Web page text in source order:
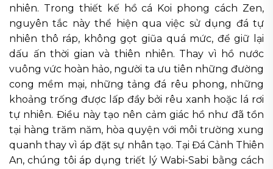
nhiên. Trong thiết kế hồ cá Koi phong cách Zen,
nguyên tắc này thể hiện qua việc sử dụng đá tự
nhiên thô ráp, không gọt giũa quá mức, để giữ lại
dấu ấn thời gian và thiên nhiên. Thay vì hồ nước
vuông vức hoàn hảo, người ta ưu tiên những đường
cong mềm mại, những tảng đá rêu phong, những
khoảng trống được lấp đầy bởi rêu xanh hoặc lá rơi
tự nhiên. Điều này tạo nên cảm giác hồ như đã tồn
tại hàng trăm năm, hòa quyện với môi trường xung
quanh thay vì áp đặt sự nhân tạo. Tại Đá Cảnh Thiên
An, chúng tôi áp dụng triết lý Wabi-Sabi bằng cách